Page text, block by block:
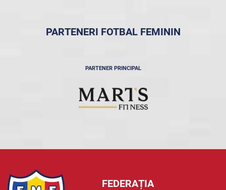
PARTENERI FOTBAL FEMININ
PARTENER PRINCIPAL
FEDERAȚIA